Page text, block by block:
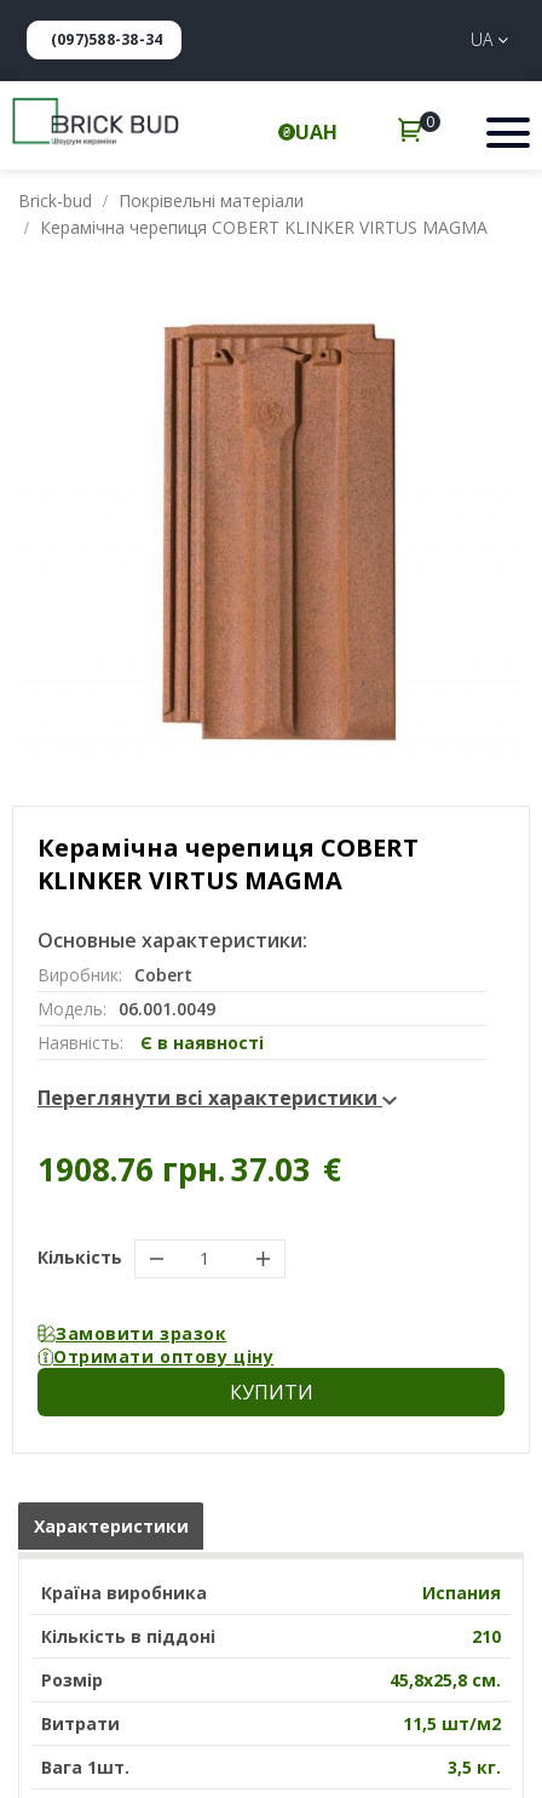
(097)588-38-34 UA
UAH 0
Brick-bud
Покрівельні матеріали
Керамічна черепиця COBERT KLINKER VIRTUS MAGMA
Керамічна черепиця COBERT
KLINKER VIRTUS MAGMA
Основные характеристики:
Виробник:
Cobert
Модель:
06.001.0049
Наявність:
Є в наявності
Переглянути всі характеристики
1908.76 грн.37.03 €
Кількість
Замовити зразок
Отримати оптову ціну
КУПИТИ
Характеристики
Країна виробника
Испания
Кількість в піддоні
210
Розмір
45,8х25,8 см.
Витрати
11,5 шт/м2
Вага 1шт.
3,5 кг.